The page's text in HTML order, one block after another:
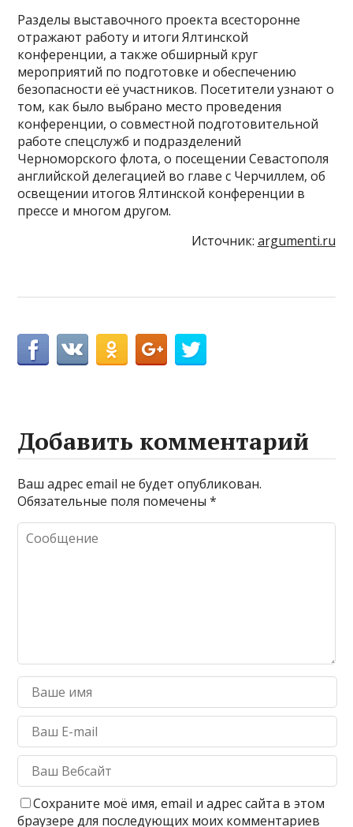
Разделы выставочного проекта всесторонне
отражают работу и итоги Ялтинской
конференции, а также обширный круг
мероприятий по подготовке и обеспечению
безопасности её участников. Посетители узнают о
том, как было выбрано место проведения
конференции, о совместной подготовительной
работе спецслужб и подразделений
Черноморского флота, о посещении Севастополя
английской делегацией во главе с Черчиллем, об
освещении итогов Ялтинской конференции в
прессе и многом другом.
Источник: argumenti.ru
Добавить комментарий
Ваш адрес email не будет опубликован.
Обязательные поля помечены*
Сохраните моё имя, email и адрес сайта в этом
браузере для последующих моих комментариев